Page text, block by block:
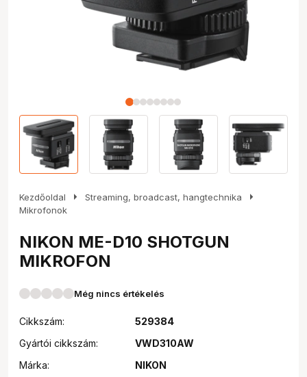
Kezdőoldal arrow_right Streaming, broadcast, hangtechnika arrow_right
Mikrofonok
NIKON ME-D10 SHOTGUN
MIKROFON
Még nincs értékelés
Cikkszám:
529384
Gyártói cikkszám:
VWD310AW
Márka:
NIKON